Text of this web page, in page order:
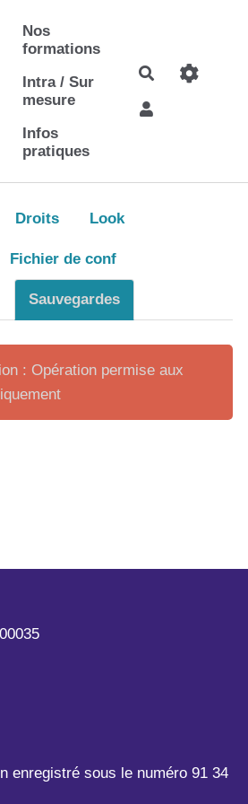
Nos
formations
Intra / Sur
mesure
Infos
pratiques
Rechercher
Droits Look
Fichier de conf
Sauvegardes
: Opération permise aux
enregistré sous le numéro 91 34